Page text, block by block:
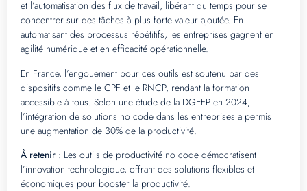
et l’automatisation des flux de travail, libérant du temps pour se
concentrer sur des tâches à plus forte valeur ajoutée. En
automatisant des processus répétitifs, les entreprises gagnent en
agilité numérique et en efficacité opérationnelle.
En France, l’engouement pour ces outils est soutenu par des
dispositifs comme le CPF et le RNCP, rendant la formation
accessible à tous. Selon une étude de la DGEFP en 2024,
l’intégration de solutions no code dans les entreprises a permis
une augmentation de 30% de la productivité.
À retenir : Les outils de productivité no code démocratisent
l’innovation technologique, offrant des solutions flexibles et
économiques pour booster la productivité.